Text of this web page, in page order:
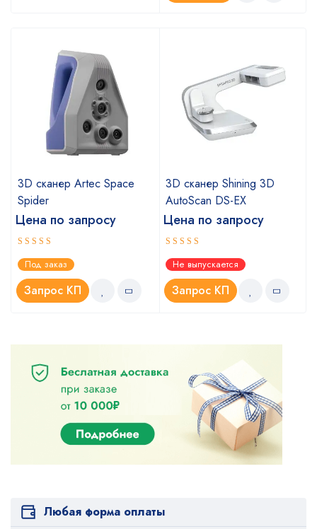
3D сканер Artec Space
Spider
Цена по запросу
Оценка
5.00из 5
Под заказ
Запрос КП
3D сканер Shining 3D
AutoScan DS-EX
Цена по запросу
Оценка
4.67из 5
Не выпускается
Запрос КП
Любая форма оплаты